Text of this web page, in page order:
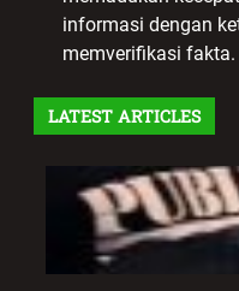
informasi dengan
memverifikasi fakta.
LATEST ARTICLES